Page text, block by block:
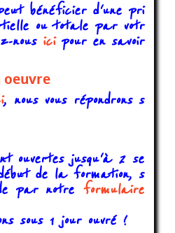
bénéficier d'une pri
ou totale par votr
nous icipour en savoir
oeuvre
, nous vous répondrons s
ouvertes jusqu'à 2 se
de la formation, s
par notre formulaire
sous 1 jour ouvré !